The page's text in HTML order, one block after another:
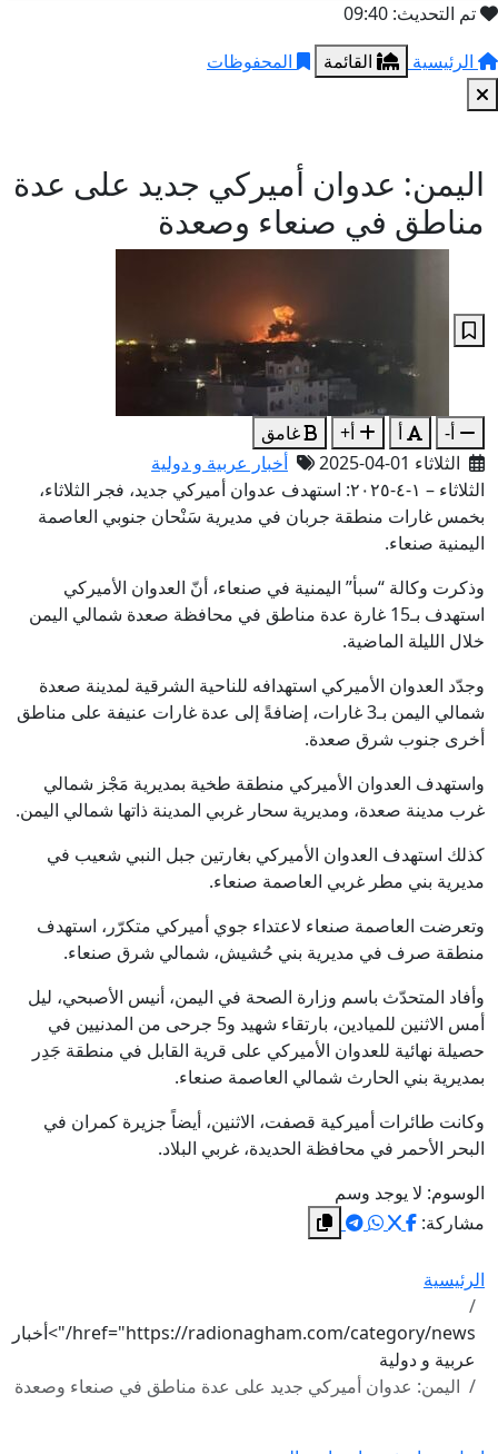
تم التحديث: 09:40
الرئيسية
القائمة المحفوظات
اليمن: عدوان أميركي جديد على عدة
مناطق في صنعاء وصعدة
أ- أ أ+
غامق
الثلاثاء 01-04-2025
أخبار عربية و دولية
الثلاثاء – ١-٤-٢٠٢٥: استهدف عدوان أميركي جديد، فجر الثلاثاء،
بخمس غارات منطقة جربان في مديرية سَنْحان جنوبي العاصمة
اليمنية صنعاء.
وذكرت وكالة “سبأ” اليمنية في صنعاء، أنّ العدوان الأميركي
استهدف بـ15 غارة عدة مناطق في محافظة صعدة شمالي اليمن
خلال الليلة الماضية.
وجدّد العدوان الأميركي استهدافه للناحية الشرقية لمدينة صعدة
شمالي اليمن بـ3 غارات، إضافةً إلى عدة غارات عنيفة على مناطق
أخرى جنوب شرق صعدة.
واستهدف العدوان الأميركي منطقة طخية بمديرية مَجْز شمالي
غرب مدينة صعدة، ومديرية سحار غربي المدينة ذاتها شمالي اليمن.
كذلك استهدف العدوان الأميركي بغارتين جبل النبي شعيب في
مديرية بني مطر غربي العاصمة صنعاء.
وتعرضت العاصمة صنعاء لاعتداء جوي أميركي متكرّر، استهدف
منطقة صرف في مديرية بني حُشيش، شمالي شرق صنعاء.
وأفاد المتحدّث باسم وزارة الصحة في اليمن، أنيس الأصبحي، ليل
أمس الاثنين للميادين، بارتقاء شهيد و5 جرحى من المدنيين في
حصيلة نهائية للعدوان الأميركي على قرية القابل في منطقة جَدِر
بمديرية بني الحارث شمالي العاصمة صنعاء.
وكانت طائرات أميركية قصفت، الاثنين، أيضاً جزيرة كمران في
البحر الأحمر في محافظة الحديدة، غربي البلاد.
الوسوم: لا يوجد وسم
مشاركة:
الرئيسية
href="https://radionagham.com/category/news/">أخبار
عربية و دولية
اليمن: عدوان أميركي جديد على عدة مناطق في صنعاء وصعدة